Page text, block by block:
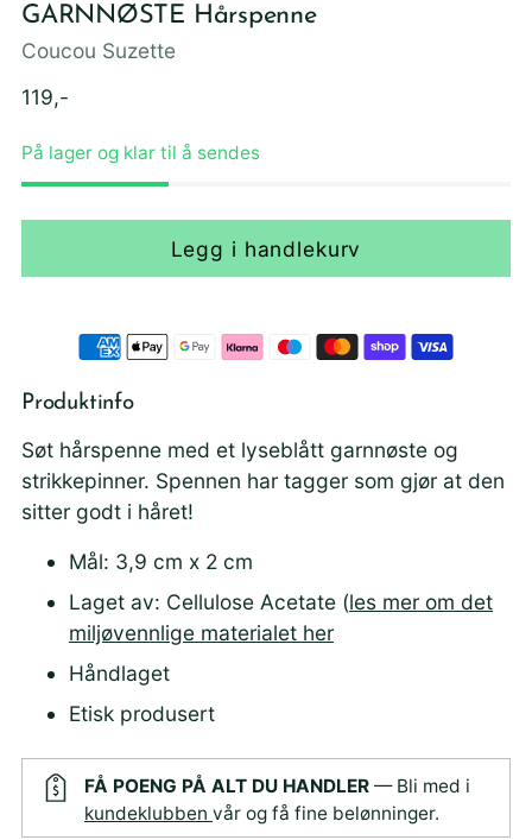
GARNNØSTE Hårspenne
Coucou Suzette
Ordinær
119,-
På lager og klar til å sendes
Legg i handlekurv
Produktinfo
Søt hårspenne med et lyseblått garnnøste og
strikkepinner. Spennen har tagger som gjør at den
sitter godt i håret!
Mål: 3,9 cm x 2 cm
Laget av: Cellulose Acetate (les mer om det
miljøvennlige materialet her
Håndlaget
Etisk produsert
FÅ POENG PÅ ALT DU HANDLER — Bli med i
kundeklubben vår og få fine belønninger.